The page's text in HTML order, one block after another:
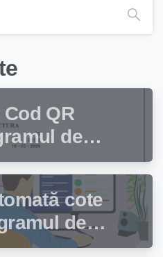
QR
de
cote
de